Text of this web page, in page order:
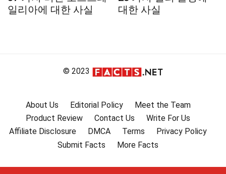
일리아에 대한 사실
대한 사실
© 2023
About Us Editorial Policy
Meet the Team
Product Review
Contact Us
Write For Us
Affiliate Disclosure
DMCA Terms
Privacy Policy
Submit Facts
More Facts